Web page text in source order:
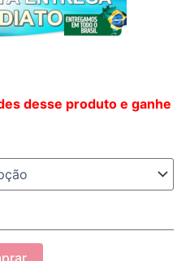
desse produto e ganhe